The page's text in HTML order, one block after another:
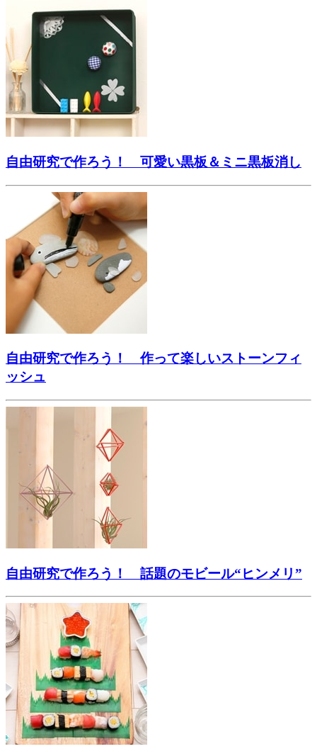
自由研究で作ろう！ 可愛い黒板＆ミニ黒板消し
自由研究で作ろう！ 作って楽しいストーンフィ
ッシュ
自由研究で作ろう！ 話題のモビール“ヒンメリ”